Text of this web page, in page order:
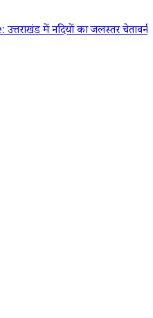
का जलस्तर चेतावनी निशान के